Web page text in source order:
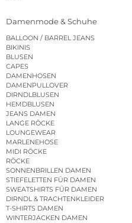
Damenmode & Schuhe
BALLOON / BARREL JEANS
BIKINIS
BLUSEN
CAPES
DAMENHOSEN
DAMENPULLOVER
DIRNDLBLUSEN
HEMDBLUSEN
JEANS DAMEN
LANGE RÖCKE
LOUNGEWEAR
MARLENEHOSE
MIDI RÖCKE
RÖCKE
SONNENBRILLEN DAMEN
STIEFELETTEN FÜR DAMEN
SWEATSHIRTS FÜR DAMEN
DIRNDL & TRACHTENKLEIDER
T-SHIRTS DAMEN
WINTERJACKEN DAMEN